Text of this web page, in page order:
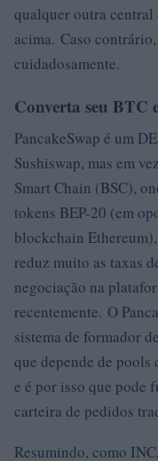
qualquer outra
acima. Caso
cuidadosamente.
Converta seu BTC
PancakeSwap é um
Sushiswap, mas em
Smart Chain (BSC),
tokens BEP-20 (em
blockchain
reduz muito as taxas
negociação na
recentemente. O
sistema de formador
que depende de
e é por isso que pode
carteira de pedidos
Resumindo, como